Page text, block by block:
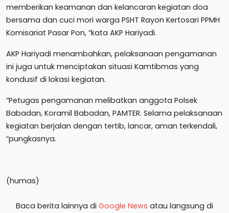
memberikan keamanan dan kelancaran kegiatan doa
bersama dan cuci mori warga PSHT Rayon Kertosari PPMH
Komisariat Pasar Pon, “kata AKP Hariyadi.
AKP Hariyadi menambahkan, pelaksanaan pengamanan
ini juga untuk menciptakan situasi Kamtibmas yang
kondusif di lokasi kegiatan.
“Petugas pengamanan melibatkan anggota Polsek
Babadan, Koramil Babadan, PAMTER. Selama pelaksanaan
kegiatan berjalan dengan tertib, lancar, aman terkendali,
“pungkasnya.
(humas)
Baca berita lainnya di Google News atau langsung di